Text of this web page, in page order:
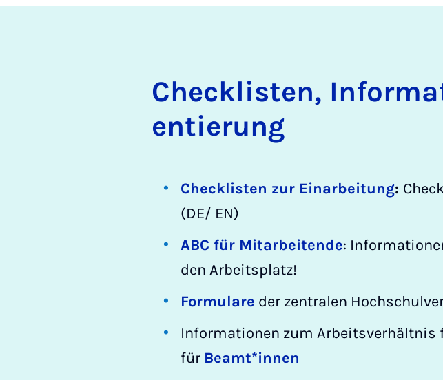
Check­lis­ten,
en­tie­rung
Checklisten zur Einarbeitung:
(DE/ EN)
ABC für Mitarbeitende:
den Arbeitsplatz!
Formulare der zentralen
Informationen zum Arbeitsverhältnis
für Beamt*innen